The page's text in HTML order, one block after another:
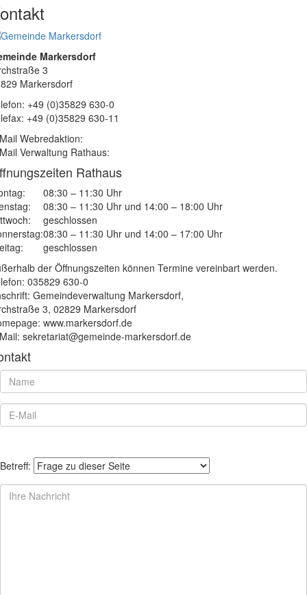
Markersdorf
3
Markersdorf
+49 (0)35829 630-0
+49 (0)35829 630-11
Webredaktion:
Verwaltung Rathaus:
Rathaus
08:30 – 11:30 Uhr
08:30 – 11:30 Uhr und 14:00 – 18:00 Uhr
geschlossen
08:30 – 11:30 Uhr und 14:00 – 17:00 Uhr
geschlossen
der Öffnungszeiten können Termine vereinbart werden.
035829 630-0
Gemeindeverwaltung Markersdorf,
3, 02829 Markersdorf
www.markersdorf.de
sekretariat@gemeinde-markersdorf.de
Betreff: